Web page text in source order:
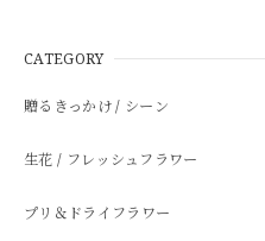
CATEGORY
贈るきっかけ / シーン
生花 / フレッシュフラワー
プリ＆ドライフラワー